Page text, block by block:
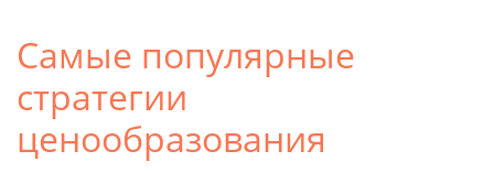
Самые популярные
стратегии
ценообразования